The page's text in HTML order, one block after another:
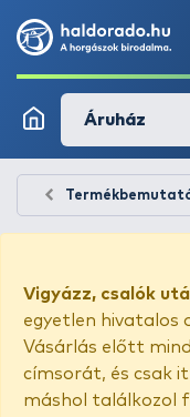
Áruház
Vigyázz, csalók
egyetlen hivatalos
Vásárlás előtt
címsorát, és csak
máshol találkozol